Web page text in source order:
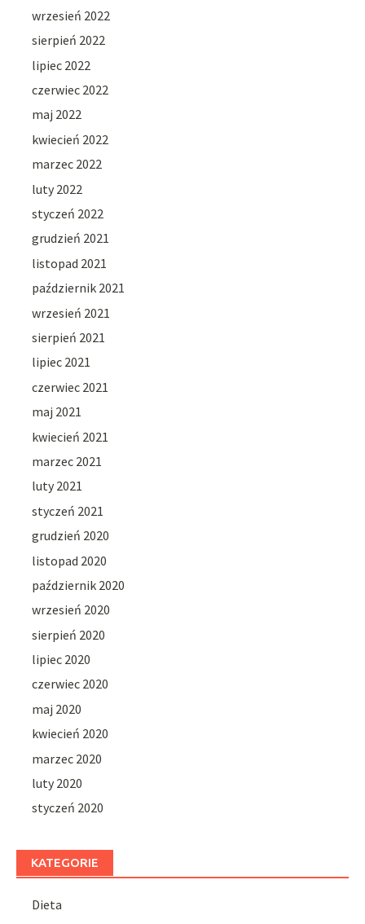
wrzesień 2022
sierpień 2022
lipiec 2022
czerwiec 2022
maj 2022
kwiecień 2022
marzec 2022
luty 2022
styczeń 2022
grudzień 2021
listopad 2021
październik 2021
wrzesień 2021
sierpień 2021
lipiec 2021
czerwiec 2021
maj 2021
kwiecień 2021
marzec 2021
luty 2021
styczeń 2021
grudzień 2020
listopad 2020
październik 2020
wrzesień 2020
sierpień 2020
lipiec 2020
czerwiec 2020
maj 2020
kwiecień 2020
marzec 2020
luty 2020
styczeń 2020
KATEGORIE
Dieta